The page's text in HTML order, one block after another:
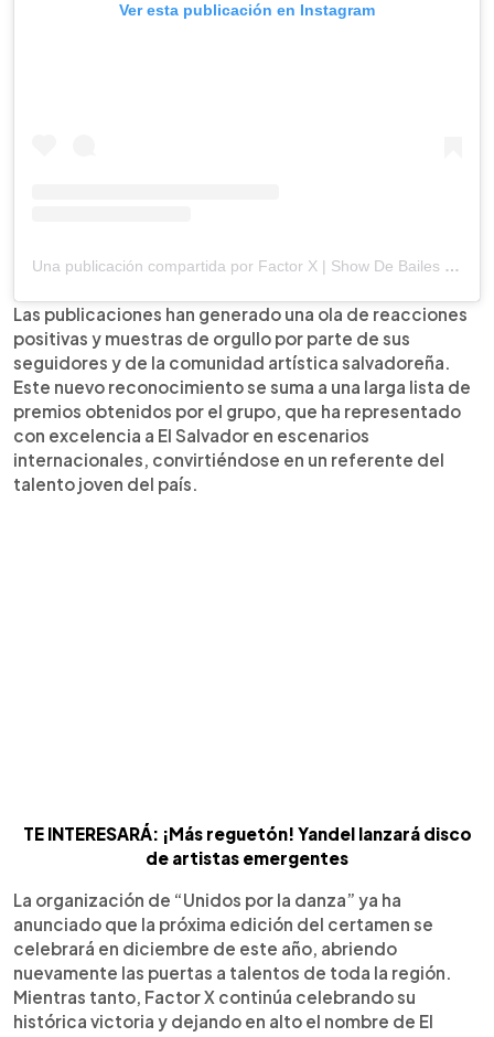
Ver esta publicación en Instagram
Una publicación compartida por Factor X | Show De Bailes | Animación | Bodas | 15 años (@factorx.sv)
Las publicaciones han generado una ola de reacciones
positivas y muestras de orgullo por parte de sus
seguidores y de la comunidad artística salvadoreña.
Este nuevo reconocimiento se suma a una larga lista de
premios obtenidos por el grupo, que ha representado
con excelencia a El Salvador en escenarios
internacionales, convirtiéndose en un referente del
talento joven del país.
TE INTERESARÁ: ¡Más reguetón! Yandel lanzará disco
de artistas emergentes
La organización de “Unidos por la danza” ya ha
anunciado que la próxima edición del certamen se
celebrará en diciembre de este año, abriendo
nuevamente las puertas a talentos de toda la región.
Mientras tanto, Factor X continúa celebrando su
histórica victoria y dejando en alto el nombre de El